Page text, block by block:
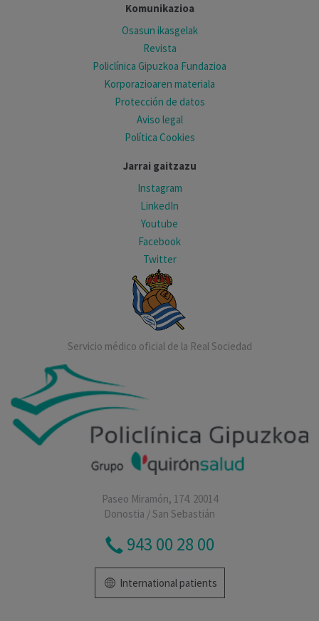
Komunikazioa
Osasun ikasgelak
Revista
Policlínica Gipuzkoa Fundazioa
Korporazioaren materiala
Protección de datos
Aviso legal
Política Cookies
Jarrai gaitzazu
Instagram
LinkedIn
Youtube
Facebook
Twitter
Servicio médico oficial de la Real Sociedad
Paseo Miramón, 174. 20014
Donostia / San Sebastián
943 00 28 00
International patients